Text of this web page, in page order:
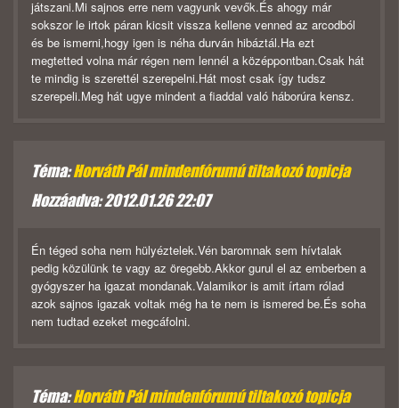
játszani.Mi sajnos erre nem vagyunk vevők.És ahogy már
sokszor le irtok páran kicsit vissza kellene venned az arcodból
és be ismerni,hogy igen is néha durván hibáztál.Ha ezt
megtetted volna már régen nem lennél a középpontban.Csak hát
te mindig is szerettél szerepelni.Hát most csak így tudsz
szerepeli.Meg hát ugye mindent a fiaddal való háborúra kensz.
Téma:Horváth Pál mindenfórumú tiltakozó topicja
Hozzáadva: 2012.01.26 22:07
Én téged soha nem hülyéztelek.Vén baromnak sem hívtalak
pedig közülünk te vagy az öregebb.Akkor gurul el az emberben a
gyógyszer ha igazat mondanak.Valamikor is amit írtam rólad
azok sajnos igazak voltak még ha te nem is ismered be.És soha
nem tudtad ezeket megcáfolni.
Téma:Horváth Pál mindenfórumú tiltakozó topicja